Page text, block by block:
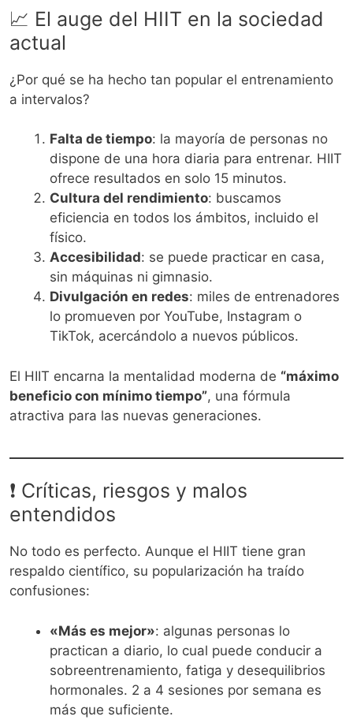
📈 El auge del HIIT en la sociedad
actual
¿Por qué se ha hecho tan popular el entrenamiento
a intervalos?
Falta de tiempo: la mayoría de personas no
dispone de una hora diaria para entrenar. HIIT
ofrece resultados en solo 15 minutos.
Cultura del rendimiento: buscamos
eficiencia en todos los ámbitos, incluido el
físico.
Accesibilidad: se puede practicar en casa,
sin máquinas ni gimnasio.
Divulgación en redes: miles de entrenadores
lo promueven por YouTube, Instagram o
TikTok, acercándolo a nuevos públicos.
El HIIT encarna la mentalidad moderna de “máximo
beneficio con mínimo tiempo”, una fórmula
atractiva para las nuevas generaciones.
❗ Críticas, riesgos y malos
entendidos
No todo es perfecto. Aunque el HIIT tiene gran
respaldo científico, su popularización ha traído
confusiones:
«Más es mejor»: algunas personas lo
practican a diario, lo cual puede conducir a
sobreentrenamiento, fatiga y desequilibrios
hormonales. 2 a 4 sesiones por semana es
más que suficiente.